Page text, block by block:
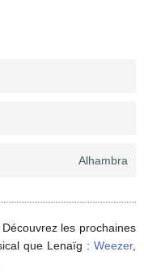
Alhambra
les prochaines
que Lenaïg : Weezer,